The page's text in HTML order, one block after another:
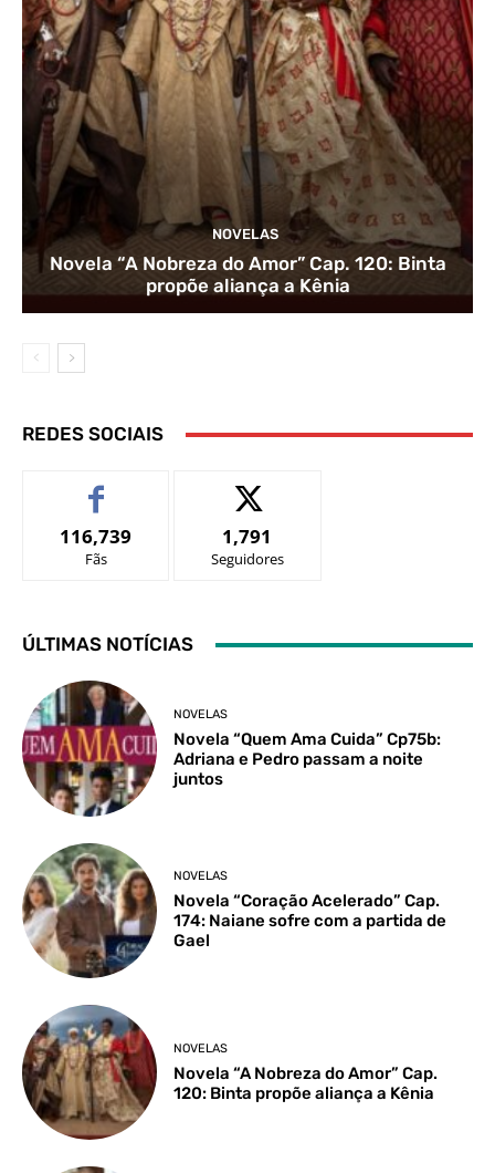
NOVELAS
Novela “A Nobreza do Amor” Cap. 120: Binta
propõe aliança a Kênia
REDES SOCIAIS
116,739
Fãs
1,791
Seguidores
ÚLTIMAS NOTÍCIAS
NOVELAS
Novela “Quem Ama Cuida” Cp75b:
Adriana e Pedro passam a noite
juntos
NOVELAS
Novela “Coração Acelerado” Cap.
174: Naiane sofre com a partida de
Gael
NOVELAS
Novela “A Nobreza do Amor” Cap.
120: Binta propõe aliança a Kênia